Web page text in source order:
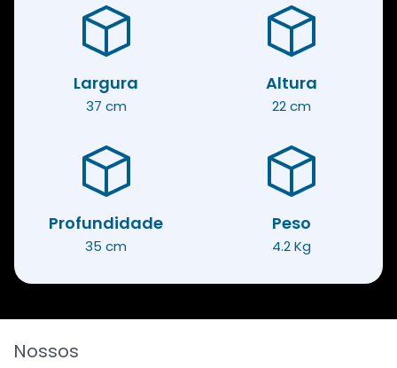
Largura
37 cm
Altura
22 cm
Profundidade
35 cm
Peso
4.2 Kg
Nossos